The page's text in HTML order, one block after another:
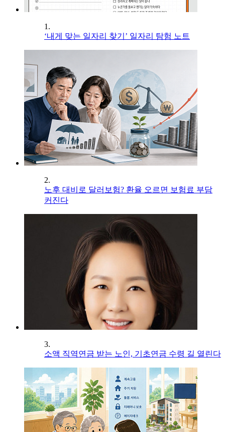
1.
‘내게 맞는 일자리 찾기’ 일자리 탐험 노트
2.
노후 대비로 달러보험? 환율 오르면 보험료 부담
커진다
3.
소액 직역연금 받는 노인, 기초연금 수령 길 열린다